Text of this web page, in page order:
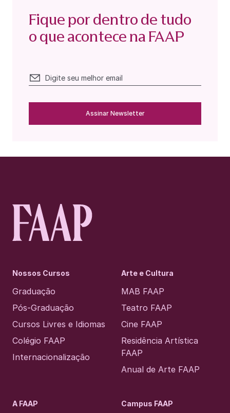
Fique por dentro de tudo
o que acontece na FAAP
Assinar Newsletter
Nossos Cursos
Graduação
Pós-Graduação
Cursos Livres e Idiomas
Colégio FAAP
Internacionalização
Arte e Cultura
MAB FAAP
Teatro FAAP
Cine FAAP
Residência Artística
FAAP
Anual de Arte FAAP
A FAAP Campus FAAP